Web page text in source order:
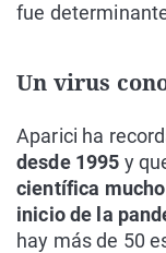
fue
Un virus
Aparici ha
desde 1995 y
científica mucho
inicio de la
hay más de 50